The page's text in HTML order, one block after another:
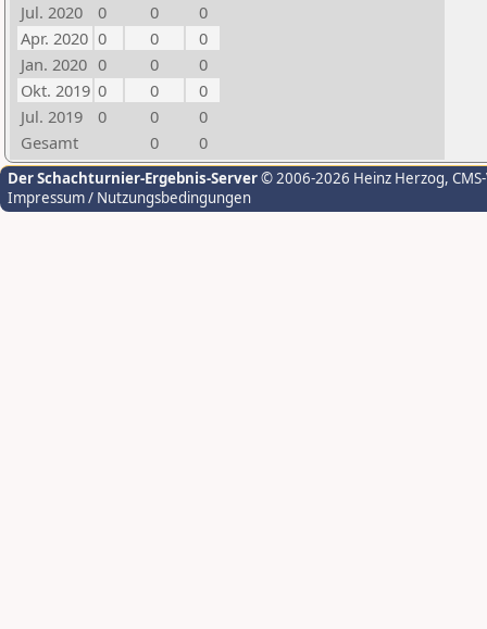
Jul. 2020
0 0
0
Apr. 2020 0 0
0
Jan. 2020 0 0
0
Okt. 2019 0 0
0
Jul. 2019
0 0
0
Gesamt
0 0
Der Schachturnier-Ergebnis-Server© 2006-2026 Heinz Herzog,
Impressum / Nutzungsbedingungen